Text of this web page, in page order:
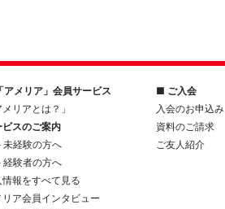
メリア」会員サービス
メリアとは？」
ビスのご案内
未経験の方へ
経験者の方へ
情報をすべて見る
リア会員インタビュー
■ ご入会
入会のお申込み
資料のご請求
ご友人紹介